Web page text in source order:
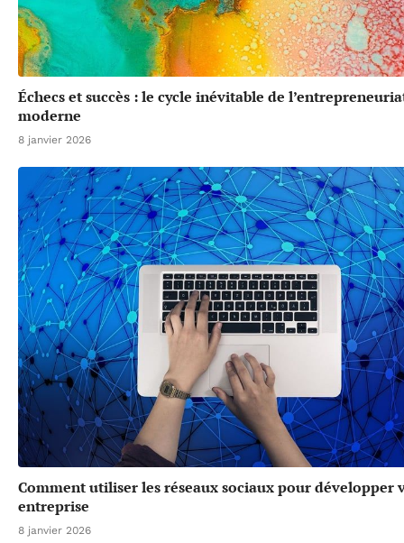
Échecs et succès : le cycle inévitable de
moderne
8 janvier 2026
Comment utiliser les réseaux sociaux pour développer
entreprise
8 janvier 2026